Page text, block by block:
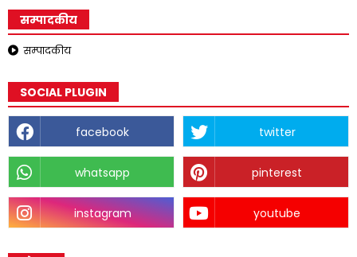
सम्पादकीय
सम्पादकीय
SOCIAL PLUGIN
facebook twitter
whatsapp pinterest
instagram youtube